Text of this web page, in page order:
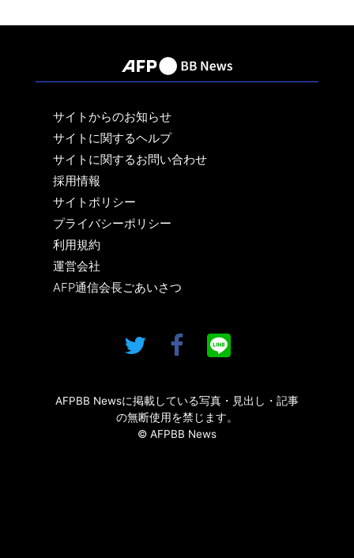
サイトからのお知らせ
サイトに関するヘルプ
サイトに関するお問い合わせ
採用情報
サイトポリシー
プライバシーポリシー
利用規約
運営会社
AFP通信会長ごあいさつ
AFPBB Newsに掲載している写真・見出し・記事
の無断使用を禁じます。
© AFPBB News